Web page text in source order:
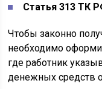
Статья 313 ТК
Чтобы законно
необходимо
где работник
денежных средств